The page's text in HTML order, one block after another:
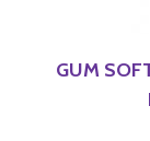
GUM